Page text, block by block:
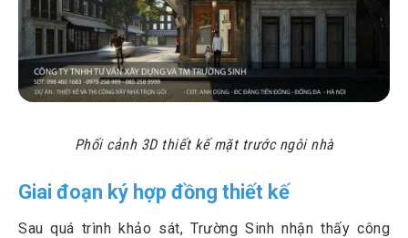
Phối cảnh 3D thiết kế mặt trước ngôi nhà
Giai đoạn ký hợp đồng thiết kế
Sau quá trình khảo sát, Trường Sinh nhận thấy công